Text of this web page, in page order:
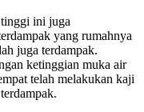
ini juga
yang rumahnya
juga terdampak.
ketinggian muka air
telah melakukan kaji